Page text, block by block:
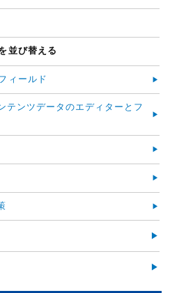
並び替える
ィールド
テンツデータのエディターとフ